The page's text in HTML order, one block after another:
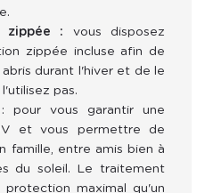
zippée : vous disposez
zippée incluse afin de
durant l'hiver et de le
pas.
pour vous garantir une
et vous permettre de
famille, entre amis bien à
du soleil. Le traitement
maximal qu'un